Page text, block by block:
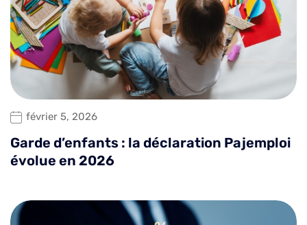
février 5, 2026
Garde d’enfants : la déclaration Pajemploi
évolue en 2026